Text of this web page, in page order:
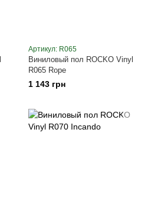
Артикул: R065
Виниловый пол ROCKO Vinyl
R065 Rope
1 143 грн